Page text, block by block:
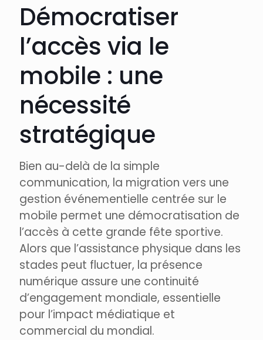
Démocratiser
l’accès via le
mobile : une
nécessité
stratégique
Bien au-delà de la simple
communication, la migration vers une
gestion événementielle centrée sur le
mobile permet une démocratisation de
l’accès à cette grande fête sportive.
Alors que l’assistance physique dans les
stades peut fluctuer, la présence
numérique assure une continuité
d’engagement mondiale, essentielle
pour l’impact médiatique et
commercial du mondial.